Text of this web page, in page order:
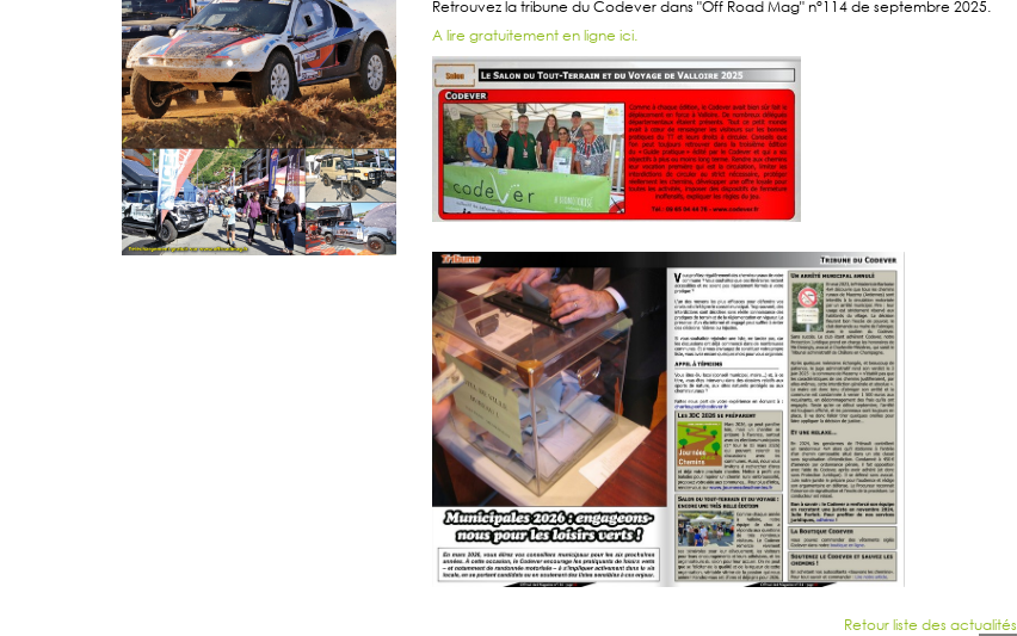
Retrouvez la tribune du Codever dans "Off Road Mag" n°114 de septembre 2025.
A lire gratuitement en ligne ici.
Retour liste des actualités